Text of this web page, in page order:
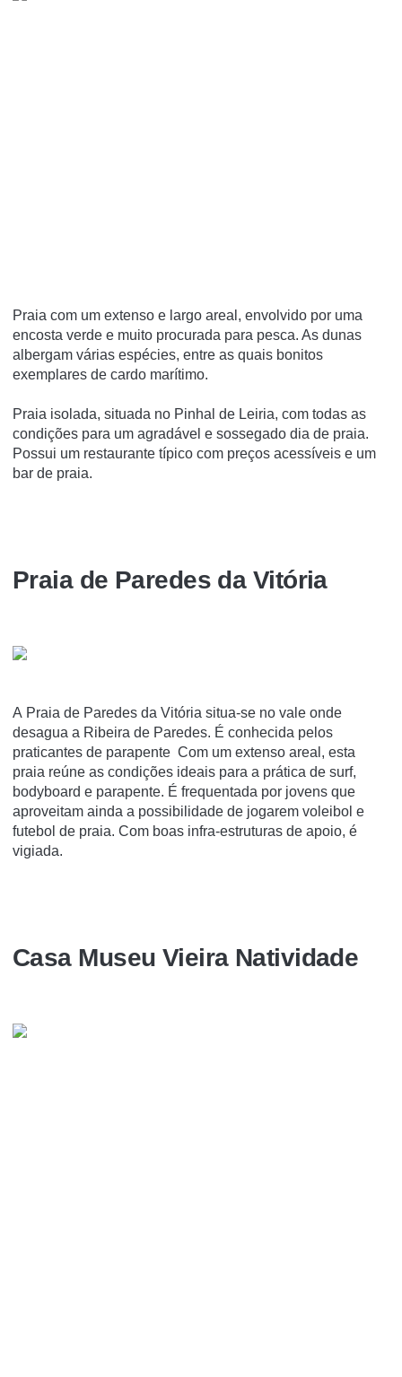
Praia com um extenso e largo areal, envolvido por uma
encosta verde e muito procurada para pesca. As dunas
albergam várias espécies, entre as quais bonitos
exemplares de cardo marítimo.
Praia isolada, situada no Pinhal de Leiria, com todas as
condições para um agradável e sossegado dia de praia.
Possui um restaurante típico com preços acessíveis e um
bar de praia.
Praia de Paredes da Vitória
A Praia de Paredes da Vitória situa-se no vale onde
desagua a Ribeira de Paredes. É conhecida pelos
praticantes de parapente Com um extenso areal, esta
praia reúne as condições ideais para a prática de surf,
bodyboard e parapente. É frequentada por jovens que
aproveitam ainda a possibilidade de jogarem voleibol e
futebol de praia. Com boas infra-estruturas de apoio, é
vigiada.
Casa Museu Vieira Natividade